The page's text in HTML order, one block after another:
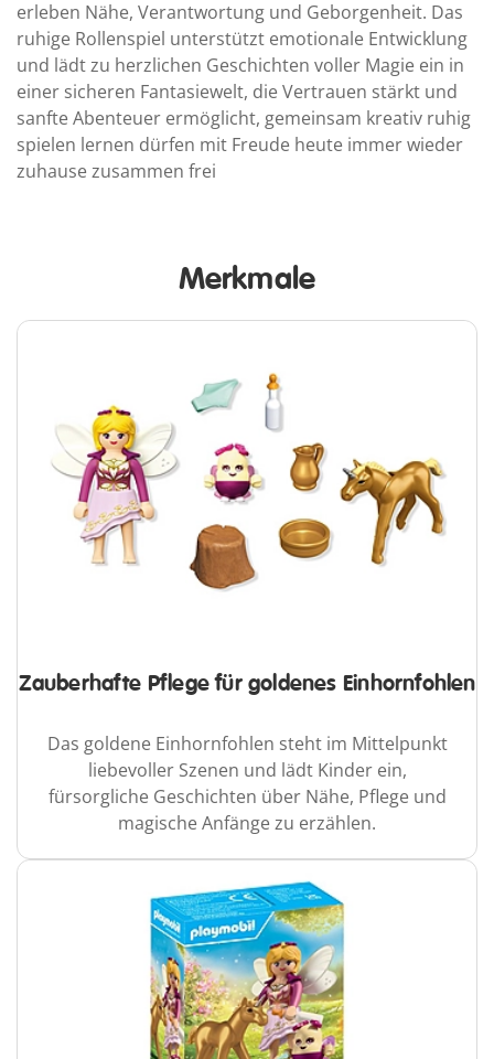
erleben Nähe, Verantwortung und Geborgenheit. Das
ruhige Rollenspiel unterstützt emotionale Entwicklung
und lädt zu herzlichen Geschichten voller Magie ein in
einer sicheren Fantasiewelt, die Vertrauen stärkt und
sanfte Abenteuer ermöglicht, gemeinsam kreativ ruhig
spielen lernen dürfen mit Freude heute immer wieder
zuhause zusammen frei
Merkmale
Zauberhafte Pflege für goldenes Einhornfohlen
Das goldene Einhornfohlen steht im Mittelpunkt
liebevoller Szenen und lädt Kinder ein,
fürsorgliche Geschichten über Nähe, Pflege und
magische Anfänge zu erzählen.